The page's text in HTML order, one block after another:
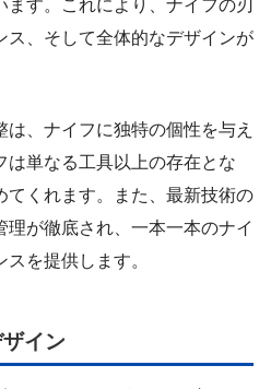
す。これにより、ナイフの刃
ス、そして全体的なデザインが
、ナイフに独特の個性を与え
は単なる工具以上の存在とな
てくれます。また、最新技術の
が徹底され、一本一本のナイ
を提供します。
イン